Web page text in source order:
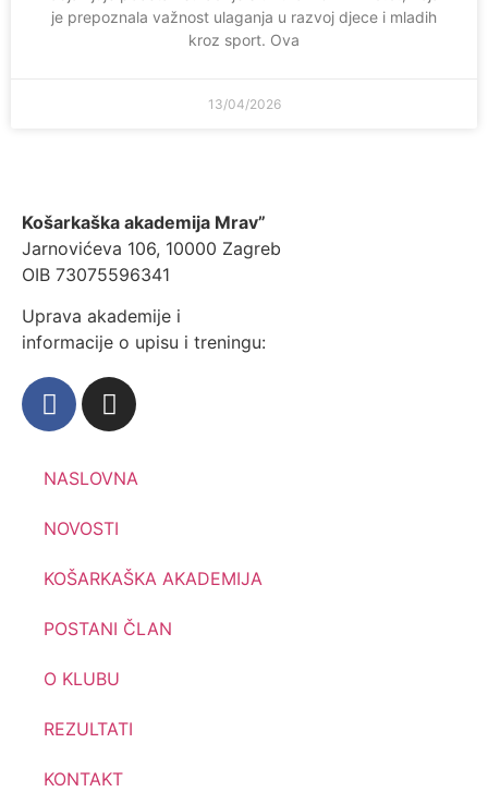
je prepoznala važnost ulaganja u razvoj djece i mladih
kroz sport. Ova
13/04/2026
Košarkaška akademija Mrav”
Jarnovićeva 106, 10000 Zagreb
OIB 73075596341
Uprava akademije i
informacije o upisu i treningu:
NASLOVNA
NOVOSTI
KOŠARKAŠKA AKADEMIJA
POSTANI ČLAN
O KLUBU
REZULTATI
KONTAKT